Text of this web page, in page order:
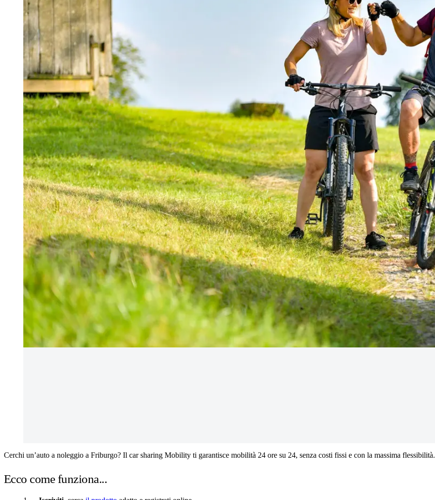
Cerchi un’auto a noleggio a Friburgo? Il car sharing Mobility ti garantisce mobilità 24 ore su 24, senza costi fissi e con la massima flessibilità.
Ecco come funziona...